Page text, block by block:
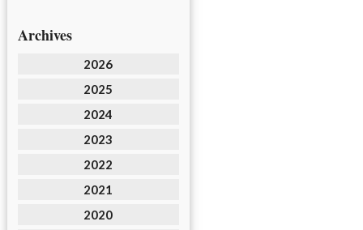
Archives
2026
2025
2024
2023
2022
2021
2020